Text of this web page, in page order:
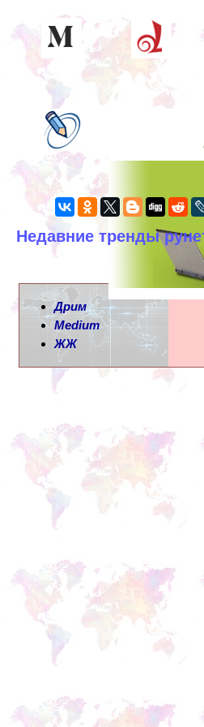
Недавние тренды
Дрим
Medium
ЖЖ